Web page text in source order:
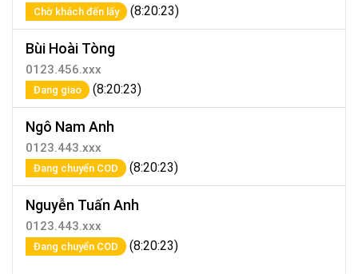
Chờ khách đến lấy (8:20:23)
Bùi Hoài Tòng
0123.456.xxx
Đang giao (8:20:23)
Ngô Nam Anh
0123.443.xxx
Đang chuyển COD (8:20:23)
Nguyễn Tuấn Anh
0123.443.xxx
Đang chuyển COD (8:20:23)